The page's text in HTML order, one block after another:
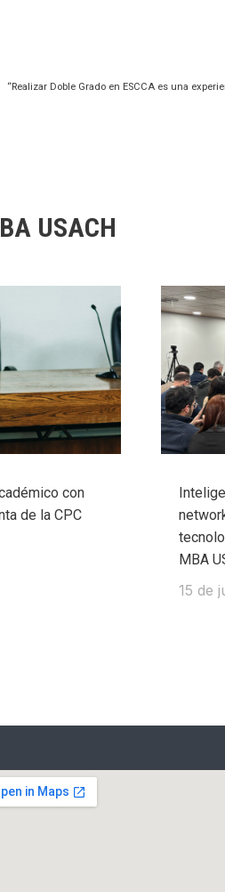
“Realizar Doble Grado en ESCCA es una
USACH
con
de la CPC
MBA
15 de